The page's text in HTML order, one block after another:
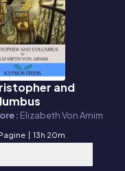
and
Elizabeth Von Arnim
| 13h 20m